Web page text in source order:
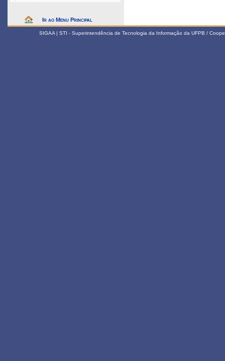
Ir ao Menu Principal
SIGAA | STI - Superintendência de Tecnologia da Informação da UFPB /